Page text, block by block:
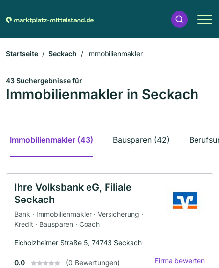
Startseite Seckach Immobilienmakler
43 Suchergebnisse für
Immobilienmakler in Seckach
Immobilienmakler (43) Bausparen (42)
Ihre Volksbank eG, Filiale
Seckach
Bank · Immobilienmakler · Versicherung ·
Kredit · Bausparen · Coach
Eicholzheimer Straße 5, 74743 Seckach
0.0 (0 Bewertungen) Firma bewerten